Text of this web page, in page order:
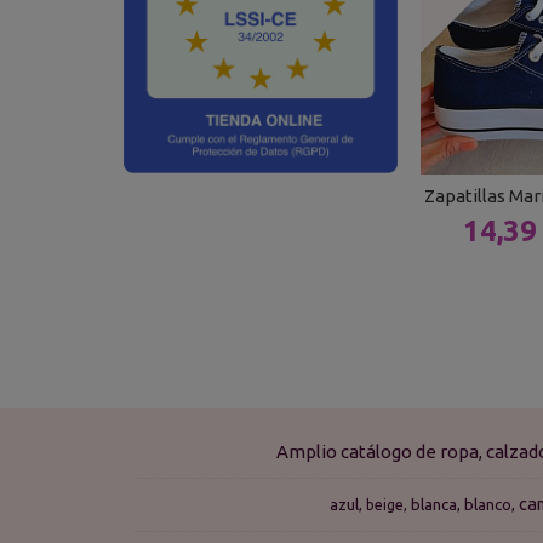
Zapatillas
Amplio catálogo de ropa,
azul beige blanca blanco